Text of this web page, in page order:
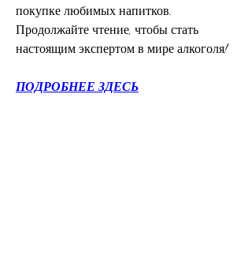
покупке любимых напитков.
Продолжайте чтение, чтобы стать
настоящим экспертом в мире алкоголя!
ПОДРОБНЕЕ ЗДЕСЬ